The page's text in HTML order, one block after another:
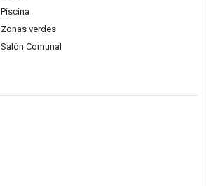
Piscina
Zonas verdes
Salón Comunal